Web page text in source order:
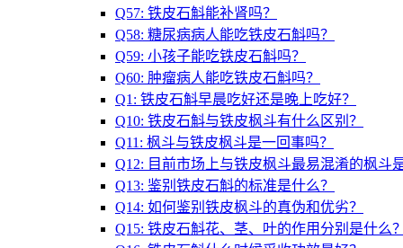
Q57: 铁皮石斛能补肾吗？
Q58: 糖尿病病人能吃铁皮石斛吗？
Q59: 小孩子能吃铁皮石斛吗？
Q60: 肿瘤病人能吃铁皮石斛吗？
Q1: 铁皮石斛早晨吃好还是晚上吃好？
Q10: 铁皮石斛与铁皮枫斗有什么区别？
Q11: 枫斗与铁皮枫斗是一回事吗？
Q12: 目前市场上与铁皮枫斗最易混淆的枫斗
Q13: 鉴别铁皮石斛的标准是什么？
Q14: 如何鉴别铁皮枫斗的真伪和优劣？
Q15: 铁皮石斛花、茎、叶的作用分别是什么